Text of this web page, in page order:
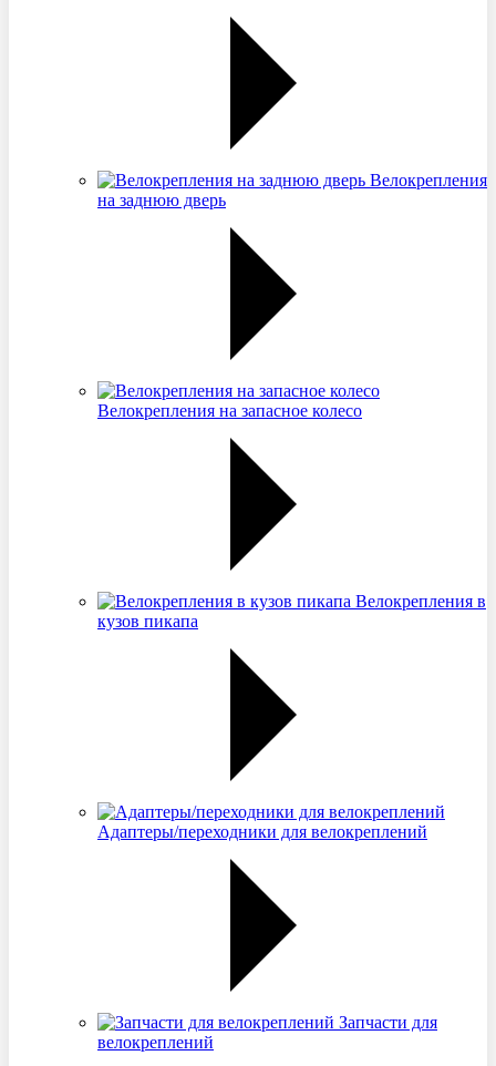
Велокрепления
на заднюю дверь
Велокрепления на запасное колесо
Велокрепления в
кузов пикапа
Адаптеры/переходники для велокреплений
Запчасти для
велокреплений